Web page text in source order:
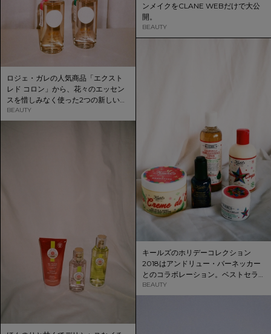
ンメイクをCLANE WEBだけで大公
開。
BEAUTY
ロジェ・ガレの人気商品「エクスト
レド コロン」から、花々のエッセン
スを惜しみなく使った2つの新しい香
りが登場。
BEAUTY
キールズのホリデーコレクション
2018はアンドリュー・バーネッカー
とのコラボレーション。ベストセラ
ー製品がホリデー限定エディション
で登場。
BEAUTY